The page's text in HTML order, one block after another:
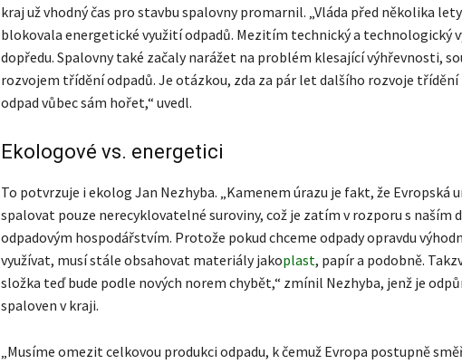
kraj už vhodný čas pro stavbu spalovny promarnil. „Vláda před několika
blokovala energetické využití odpadů. Mezitím technický a technologický
dopředu. Spalovny také začaly narážet na problém klesající výhřevnosti,
rozvojem třídění odpadů. Je otázkou, zda za pár let dalšího rozvoje třídění
odpad vůbec sám hořet,“ uvedl.
Ekologové vs. energetici
To potvrzuje i ekolog Jan Nezhyba. „Kamenem úrazu je fakt, že Evropská
spalovat pouze nerecyklovatelné suroviny, což je zatím v rozporu s naším
odpadovým hospodářstvím. Protože pokud chceme odpady opravdu
využívat, musí stále obsahovat materiály jakoplast, papír a podobně.
složka teď bude podle nových norem chybět,“ zmínil Nezhyba, jenž je
spaloven v kraji.
„Musíme omezit celkovou produkci odpadu, k čemuž Evropa postupně